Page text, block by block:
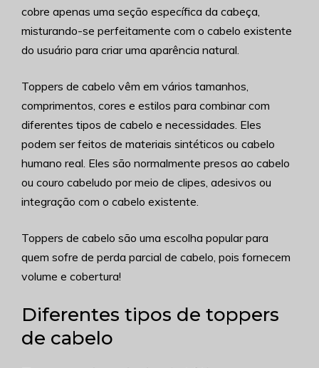
cobre apenas uma seção específica da cabeça,
misturando-se perfeitamente com o cabelo existente
do usuário para criar uma aparência natural.
Toppers de cabelo vêm em vários tamanhos,
comprimentos, cores e estilos para combinar com
diferentes tipos de cabelo e necessidades. Eles
podem ser feitos de materiais sintéticos ou cabelo
humano real. Eles são normalmente presos ao cabelo
ou couro cabeludo por meio de clipes, adesivos ou
integração com o cabelo existente.
Toppers de cabelo são uma escolha popular para
quem sofre de perda parcial de cabelo, pois fornecem
volume e cobertura!
Diferentes tipos de toppers
de cabelo